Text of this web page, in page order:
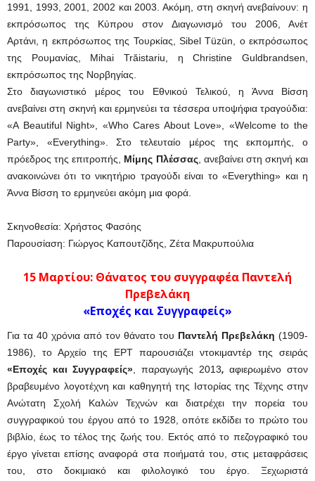
1991, 1993, 2001, 2002 και 2003. Ακόμη, στη σκηνή ανεβαίνουν: η
εκπρόσωπος της Κύπρου στον Διαγωνισμό του 2006, Ανέτ
Αρτάνι, η εκπρόσωπος της Τουρκίας, Sibel Tüzün, ο εκπρόσωπος
της Ρουμανίας, Mihai Trăistariu, η Christine Guldbrandsen,
εκπρόσωπος της Νορβηγίας.
Στο διαγωνιστικό μέρος του Εθνικού Τελικού, η Άννα Βίσση
ανεβαίνει στη σκηνή και ερμηνεύει τα τέσσερα υποψήφια τραγούδια:
«A Beautiful Night», «Who Cares About Love», «Welcome to the
Party», «Everything». Στο τελευταίο μέρος της εκπομπής, ο
πρόεδρος της επιτροπής, Μίμης Πλέσσας, ανεβαίνει στη σκηνή και
ανακοινώνει ότι το νικητήριο τραγούδι είναι το «Everything» και η
Άννα Βίσση το ερμηνεύει ακόμη μια φορά.
Σκηνοθεσία: Χρήστος Φασόης
Παρουσίαση: Γιώργος Καπουτζίδης, Ζέτα Μακρυπούλια
15 Μαρτίου: Θάνατος του συγγραφέα Παντελή
Πρεβελάκη
«Εποχές και Συγγραφείς»
Για τα 40 χρόνια από τον θάνατο του Παντελή Πρεβελάκη (1909-
1986), το Αρχείο της ΕΡΤ παρουσιάζει ντοκιμαντέρ της σειράς
«Εποχές και Συγγραφείς» , παραγωγής 2013, αφιερωμένο στον
βραβευμένο λογοτέχνη και καθηγητή της Ιστορίας της Τέχνης στην
Ανώτατη Σχολή Καλών Τεχνών και διατρέχει την πορεία του
συγγραφικού του έργου από το 1928, οπότε εκδίδει το πρώτο του
βιβλίο, έως το τέλος της ζωής του. Εκτός από το πεζογραφικό του
έργο γίνεται επίσης αναφορά στα ποιήματά του, στις μεταφράσεις
του, στο δοκιμιακό και φιλολογικό του έργο. Ξεχωριστά